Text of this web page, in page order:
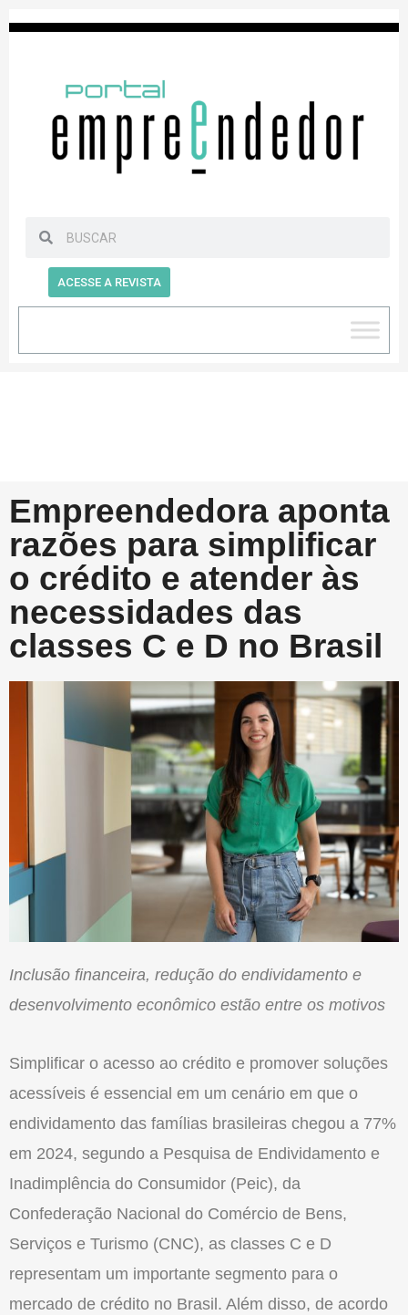
ACESSE A REVISTA
Empreendedora aponta
razões para simplificar
o crédito e atender às
necessidades das
classes C e D no Brasil
Inclusão financeira, redução do endividamento e
desenvolvimento econômico estão entre os motivos
Simplificar o acesso ao crédito e promover soluções
acessíveis é essencial em um cenário em que o
endividamento das famílias brasileiras chegou a 77%
em 2024, segundo a Pesquisa de Endividamento e
Inadimplência do Consumidor (Peic), da
Confederação Nacional do Comércio de Bens,
Serviços e Turismo (CNC), as classes C e D
representam um importante segmento para o
mercado de crédito no Brasil. Além disso, de acordo